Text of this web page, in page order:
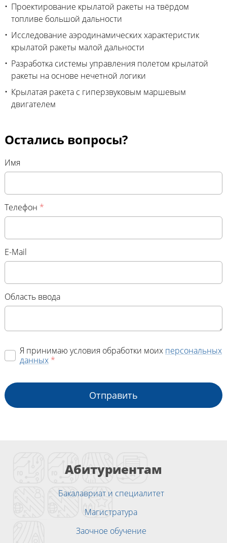
Проектирование крылатой ракеты на твёрдом
топливе большой дальности
Исследование аэродинамических характеристик
крылатой ракеты малой дальности
Разработка системы управления полетом крылатой
ракеты на основе нечетной логики
Крылатая ракета с гиперзвуковым маршевым
двигателем
Остались вопросы?
Имя
Телефон *
E-Mail
Область ввода
Я принимаю условия обработки моих персональных
данных*
Отправить
Абитуриентам
Бакалавриат и специалитет
Магистратура
Заочное обучение